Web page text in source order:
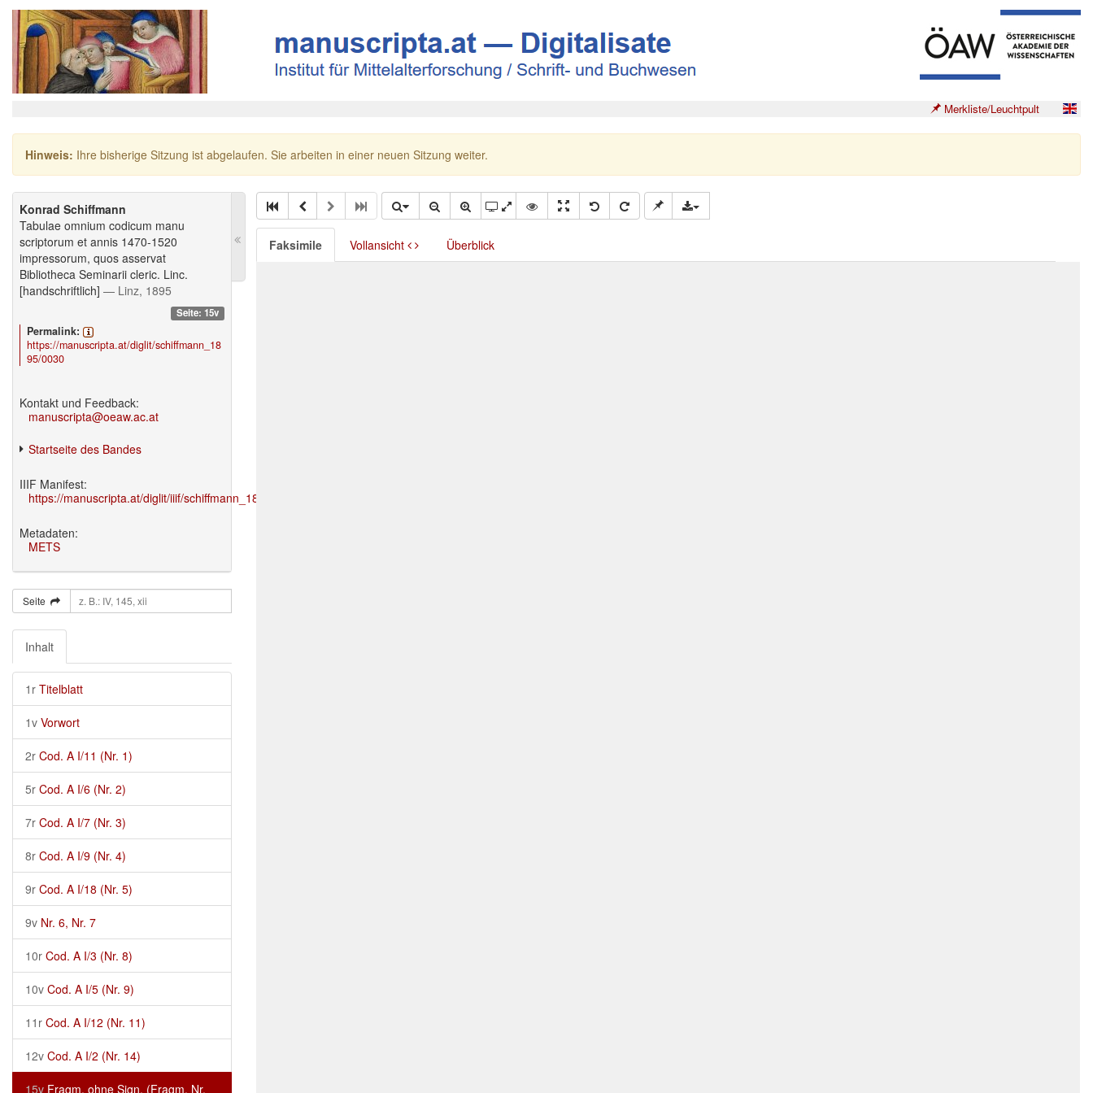
Merkliste/Leuchtpult
Hinweis: Ihre bisherige Sitzung ist abgelaufen. Sie arbeiten in einer neuen Sitzung weiter.
Konrad Schiffmann
Tabulae omnium codicum manu
scriptorum et annis 1470-1520
impressorum, quos asservat
Bibliotheca Seminarii cleric. Linc.
[handschriftlich] — Linz, 1895
Seite: 15v
Permalink:
https://manuscripta.at/diglit/schiffmann_18
95/0030
Kontakt und Feedback:
manuscripta@oeaw.ac.at
Startseite des Bandes
IIIF Manifest:
https://manuscripta.at/diglit/iiif/schiffmann_1895/manifest.json
Metadaten:
METS
Seite
Inhalt
1r Titelblatt
1v Vorwort
2r Cod. A I/11 (Nr. 1)
5r Cod. A I/6 (Nr. 2)
7r Cod. A I/7 (Nr. 3)
8r Cod. A I/9 (Nr. 4)
9r Cod. A I/18 (Nr. 5)
9v Nr. 6, Nr. 7
10r Cod. A I/3 (Nr. 8)
10v Cod. A I/5 (Nr. 9)
11r Cod. A I/12 (Nr. 11)
12v Cod. A I/2 (Nr. 14)
15v Fragm. ohne Sign. (Fragm. Nr.
Faksimile Vollansicht Überblick